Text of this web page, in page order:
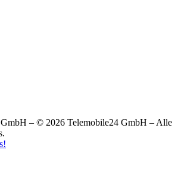
– © 2026 Telemobile24 GmbH – Alle